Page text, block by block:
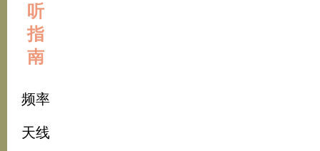
听
指
南
频率
天线